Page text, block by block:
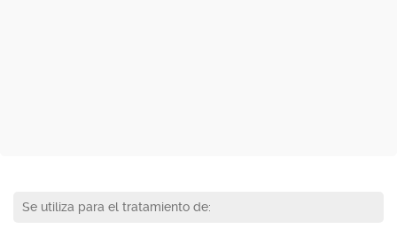
Se utiliza para el tratamiento de: